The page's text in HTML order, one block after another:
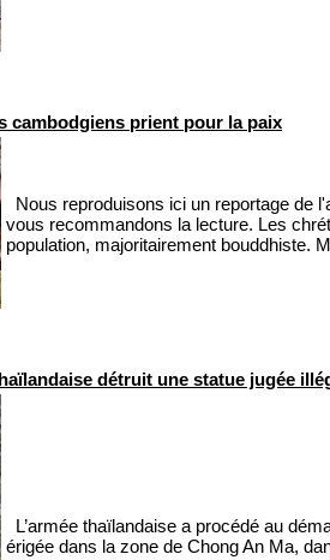
cambodgiens prient pour la paix
Nous reproduisons ici un reportage de
vous recommandons la lecture. Les
population, majoritairement bouddhiste.
détruit une statue jugée
L’armée thaïlandaise a procédé au
érigée dans la zone de Chong An Ma,